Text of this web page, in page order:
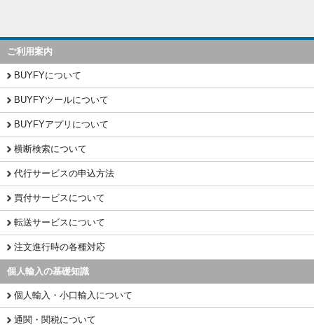
ご利用案内
BUYFYについて
BUYFYツールについて
BUYFYアプリについて
横断検索について
代行サービスの申込方法
買付サービスについて
転送サービスについて
注文進行時の各種対応
個人輸入の基礎知識
個人輸入・小口輸入について
通関・関税について